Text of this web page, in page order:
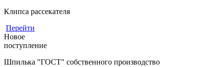
Клипса рассекателя
Перейти
Новое
поступление
Шпилька "ГОСТ" собственного производство